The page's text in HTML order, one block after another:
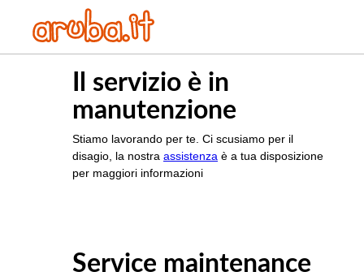
Il servizio è in
manutenzione
Stiamo lavorando per te. Ci scusiamo per il
disagio, la nostra assistenza è a tua disposizione
per maggiori informazioni
Service maintenance